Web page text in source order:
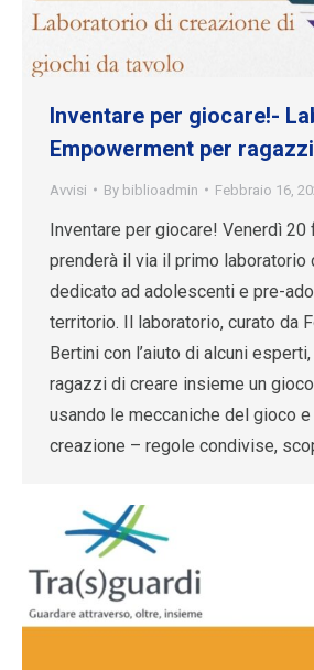
Inventare per giocare!-
Empowerment per
Avvisi By biblioadmin Febbraio 16,
Inventare per giocare! Venerdì 20
prenderà il via il primo laboratorio
dedicato ad adolescenti e pre-
territorio. Il laboratorio, curato da
Bertini con l’aiuto di alcuni
ragazzi di creare insieme un
usando le meccaniche del gioco
creazione – regole condivise,